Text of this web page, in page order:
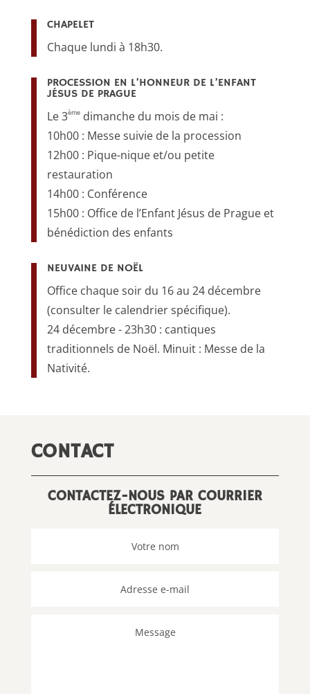
CHAPELET
Chaque lundi à 18h30.
PROCESSION EN L’HONNEUR DE L’ENFANT
JÉSUS DE PRAGUE
Le 3èmedimanche du mois de mai :
10h00 : Messe suivie de la procession
12h00 : Pique-nique et/ou petite
restauration
14h00 : Conférence
15h00 : Office de l’Enfant Jésus de Prague et
bénédiction des enfants
NEUVAINE DE NOËL
Office chaque soir du 16 au 24 décembre
(consulter le calendrier spécifique).
24 décembre - 23h30 : cantiques
traditionnels de Noël. Minuit : Messe de la
Nativité.
CONTACT
CONTACTEZ-NOUS PAR COURRIER
ÉLECTRONIQUE